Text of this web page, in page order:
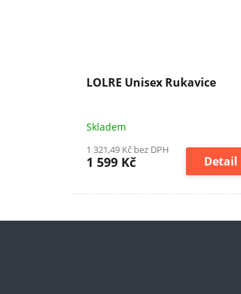
LOLRE Unisex Rukavice
Skladem
1 321,49 Kč bez DPH
1 599 Kč Detail